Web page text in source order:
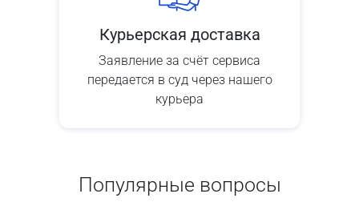
Курьерская доставка
Заявление за счёт сервиса
передается в суд через нашего
курьера
Популярные вопросы